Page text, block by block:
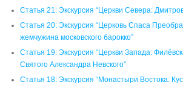
Статья 21: Экскурсия “Церкви Севера:
Статья 20: Экскурсия “Церковь Спаса
жемчужина московского барокко”
Статья 19: Экскурсия “Церкви Запада:
Святого Александра Невского”
Статья 18: Экскурсия “Монастыри Востока: